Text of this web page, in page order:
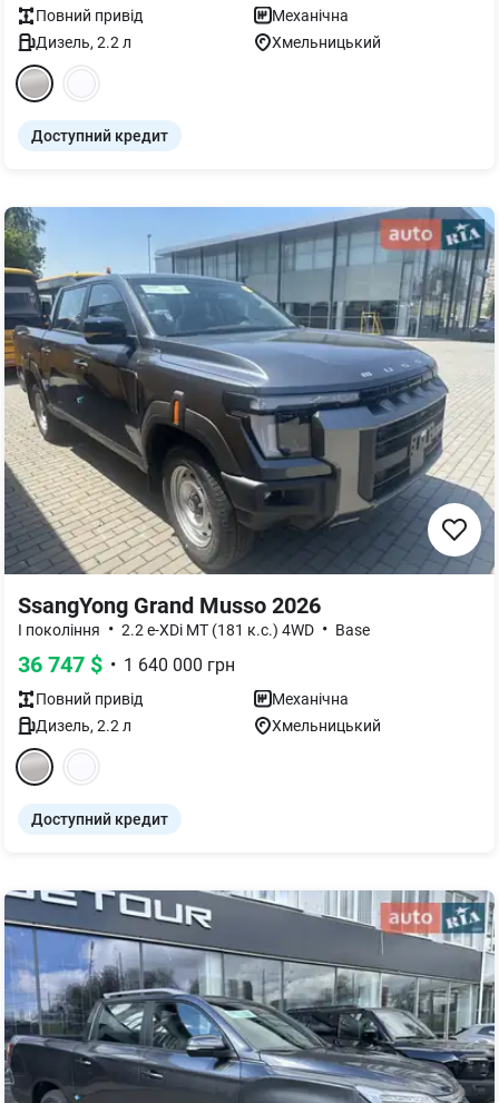
Повний привід
Механічна
Дизель, 2.2 л Хмельницький
Доступний кредит
SsangYong Grand Musso 2026
I покоління • 2.2 e-XDi MT (181 к.с.) 4WD • Base
36 747 $ • 1 640 000 грн
Повний привід
Механічна
Дизель, 2.2 л Хмельницький
Доступний кредит